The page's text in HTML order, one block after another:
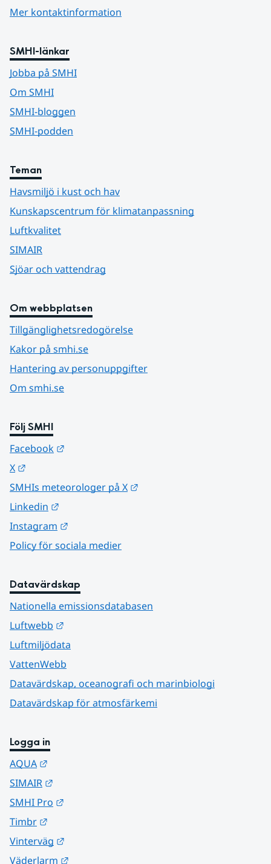
Mer kontaktinformation
SMHI-länkar
Jobba på SMHI
Om SMHI
SMHI-bloggen
SMHI-podden
Teman
Havsmiljö i kust och hav
Kunskapscentrum för klimatanpassning
Luftkvalitet
SIMAIR
Sjöar och vattendrag
Om webbplatsen
Tillgänglighetsredogörelse
Kakor på smhi.se
Hantering av personuppgifter
Om smhi.se
Följ SMHI
Facebook
X
SMHIs meteorologer på X
Linkedin
Instagram
Policy för sociala medier
Datavärdskap
Nationella emissionsdatabasen
Luftwebb
Luftmiljödata
VattenWebb
Datavärdskap, oceanografi och marinbiologi
Datavärdskap för atmosfärkemi
Logga in
AQUA
SIMAIR
SMHI Pro
Timbr
Vinterväg
Väderlarm